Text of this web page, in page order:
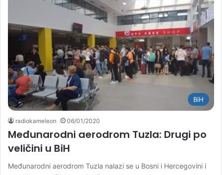
BiH
radiokameleon 06/01/2020
Međunarodni aerodrom Tuzla: Drugi po
veličini u BiH
Međunarodni aerodrom Tuzla nalazi se u Bosni i Hercegovini i